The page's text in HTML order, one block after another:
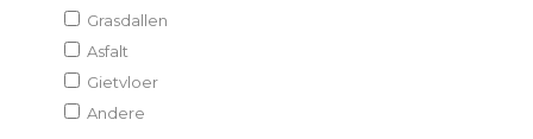
Grasdallen
Asfalt
Gietvloer
Andere